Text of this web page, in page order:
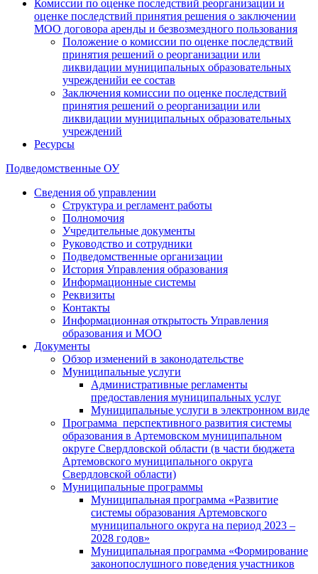
Комиссии по оценке последствий реорганизации и
оценке последствий принятия решения о заключении
МОО договора аренды и безвозмездного пользования
Положение о комиссии по оценке последствий
принятия решений о реорганизации или
ликвидации муниципальных образовательных
учрежденийи ее состав
Заключения комиссии по оценке последствий
принятия решений о реорганизации или
ликвидации муниципальных образовательных
учреждений
Ресурсы
Подведомственные ОУ
Сведения об управлении
Структура и регламент работы
Полномочия
Учредительные документы
Руководство и сотрудники
Подведомственные организации
История Управления образования
Информационные системы
Реквизиты
Контакты
Информационная открытость Управления
образования и МОО
Документы
Обзор изменений в законодательстве
Муниципальные услуги
Административные регламенты
предоставления муниципальных услуг
Муниципальные услуги в электронном виде
Программа перспективного развития системы
образования в Артемовском муниципальном
округе Свердловской области (в части бюджета
Артемовского муниципального округа
Свердловской области)
Муниципальные программы
Муниципальная программа «Развитие
системы образования Артемовского
муниципального округа на период 2023 –
2028 годов»
Муниципальная программа «Формирование
законопослушного поведения участников